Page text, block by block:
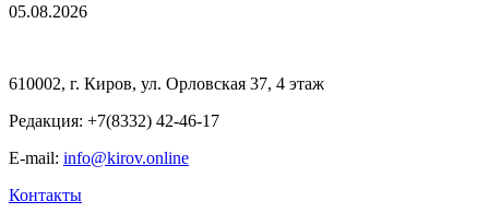
05.08.2026
610002, г. Киров, ул. Орловская 37, 4 этаж
Редакция: +7(8332) 42-46-17
E-mail: info@kirov.online
Контакты